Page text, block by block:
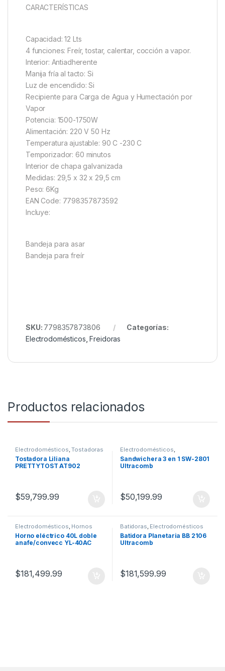
CARACTERÍSTICAS
Capacidad: 12 Lts
4 funciones: Freír, tostar, calentar, cocción a vapor.
Interior: Antiadherente
Manija fría al tacto: Si
Luz de encendido: Si
Recipiente para Carga de Agua y Humectación por
Vapor
Potencia: 1500-1750W
Alimentación: 220 V 50 Hz
Temperatura ajustable: 90 C -230 C
Temporizador: 60 minutos
Interior de chapa galvanizada
Medidas: 29,5 x 32 x 29,5 cm
Peso: 6Kg
EAN Code: 7798357873592
Incluye:
Bandeja para asar
Bandeja para freír
SKU: 7798357873806
Categorías:
Electrodomésticos ,Freidoras
Productos relacionados
Electrodomésticos,Tostadoras
Tostadora Liliana
PRETTYTOST AT902
$59,799.99
Electrodomésticos,
Sandwichera
Sandwichera 3 en 1 SW-2801
Ultracomb
$50,199.99
Electrodomésticos, Hornos
eléctricos
Horno eléctrico 40L doble
anafe/convecc YL-40AC
$181,499.99
Batidoras, Electrodomésticos
Batidora Planetaria BB 2106
Ultracomb
$181,599.99